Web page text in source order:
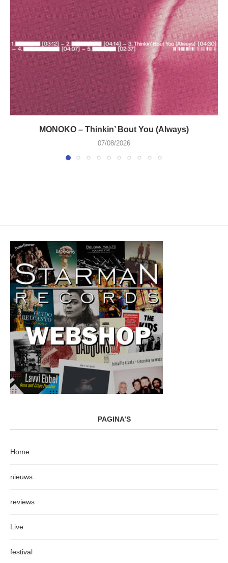
MONOKO – Thinkin’ Bout You (Always)
07/08/2026
PAGINA’S
Home
nieuws
reviews
Live
festival